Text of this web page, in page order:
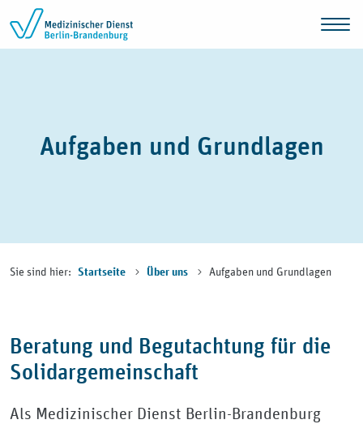
Zum Inhalt springen
Aufgaben und Grundlagen
Sie sind hier: Startseite Über uns Aufgaben und Grundlagen
Beratung und Begutachtung für die
Solidargemeinschaft
Als Medizinischer Dienst Berlin-Brandenburg